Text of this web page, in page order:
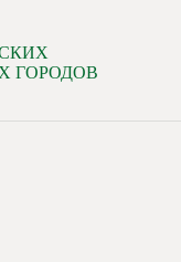
ГОРОДОВ